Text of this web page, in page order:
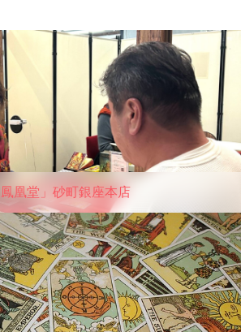
鳳凰堂」砂町銀座本店